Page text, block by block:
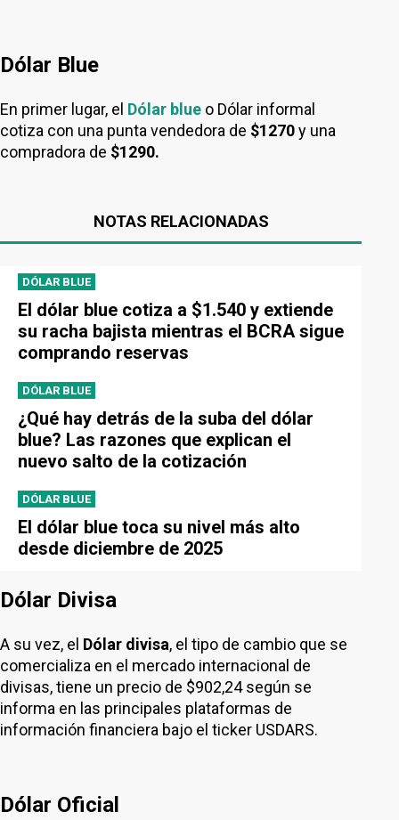
Dólar Blue
En primer lugar, el Dólar blue o Dólar informal
cotiza con una punta vendedora de $1270y una
compradora de $1290.
NOTAS RELACIONADAS
DÓLAR BLUE
El dólar blue cotiza a $1.540 y extiende
su racha bajista mientras el BCRA sigue
comprando reservas
DÓLAR BLUE
¿Qué hay detrás de la suba del dólar
blue? Las razones que explican el
nuevo salto de la cotización
DÓLAR BLUE
El dólar blue toca su nivel más alto
desde diciembre de 2025
Dólar Divisa
A su vez, el Dólar divisa, el tipo de cambio que se
comercializa en el mercado internacional de
divisas, tiene un precio de $902,24 según se
informa en las principales plataformas de
información financiera bajo el ticker USDARS.
Dólar Oficial